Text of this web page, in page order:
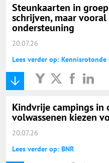
Steunkaarten in
schrijven, maar
ondersteuning
20.07.26
Lees verder op: Kennisrotonde
Kindvrije campings in
volwassenen kiezen
20.07.26
Lees verder op: BNR